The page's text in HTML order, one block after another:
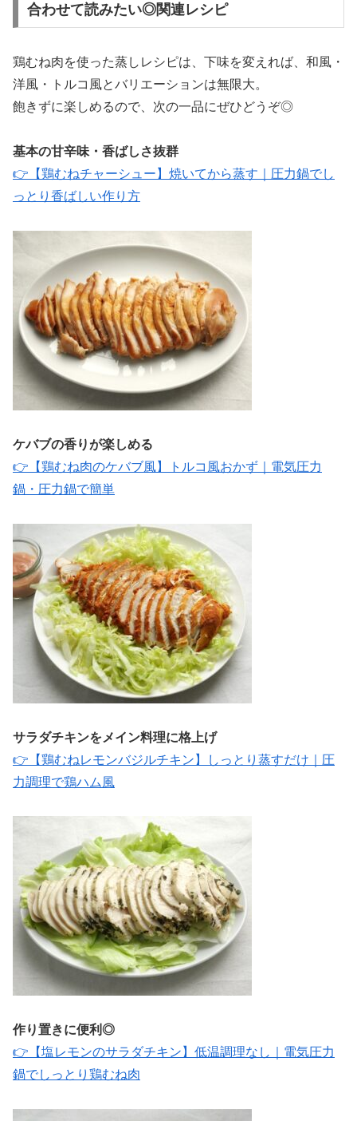
合わせて読みたい◎関連レシピ
鶏むね肉を使った蒸しレシピは、下味を変えれば、和風・
洋風・トルコ風とバリエーションは無限大。
飽きずに楽しめるので、次の一品にぜひどうぞ◎
基本の甘辛味・香ばしさ抜群
👉【鶏むねチャーシュー】焼いてから蒸す｜圧力鍋でし
っとり香ばしい作り方
ケバブの香りが楽しめる
👉【鶏むね肉のケバブ風】トルコ風おかず｜電気圧力
鍋・圧力鍋で簡単
サラダチキンをメイン料理に格上げ
👉【鶏むねレモンバジルチキン】しっとり蒸すだけ｜圧
力調理で鶏ハム風
作り置きに便利◎
👉【塩レモンのサラダチキン】低温調理なし｜電気圧力
鍋でしっとり鶏むね肉